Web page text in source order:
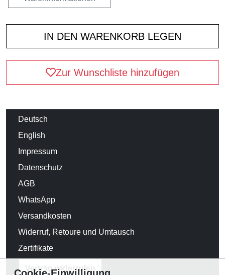
Zur Wunschliste hinzufügen
Deutsch
English
Impressum
Datenschutz
AGB
WhatsApp
Versandkosten
Widerruf, Retoure und Umtausch
Zertifikate
Vertrag widerrufen